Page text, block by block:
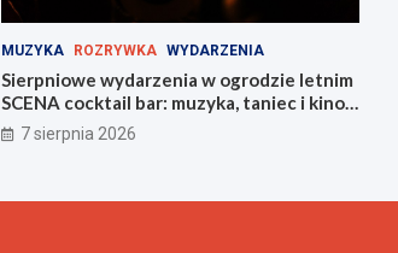
MUZYKA ROZRYWKA WYDARZENIA
Sierpniowe wydarzenia w ogrodzie letnim
SCENA cocktail bar: muzyka, taniec i kino
na świeżym powietrzu
7 sierpnia 2026